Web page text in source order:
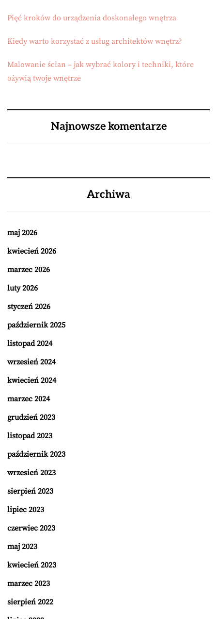
Pięć kroków do urządzenia doskonałego wnętrza
Kiedy warto korzystać z usług architektów wnętrz?
Malowanie ścian – jak wybrać kolory i techniki, które
ożywią twoje wnętrze
Najnowsze komentarze
Archiwa
maj 2026
kwiecień 2026
marzec 2026
luty 2026
styczeń 2026
październik 2025
listopad 2024
wrzesień 2024
kwiecień 2024
marzec 2024
grudzień 2023
listopad 2023
październik 2023
wrzesień 2023
sierpień 2023
lipiec 2023
czerwiec 2023
maj 2023
kwiecień 2023
marzec 2023
sierpień 2022